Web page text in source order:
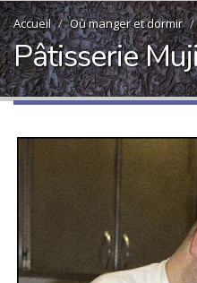
Accueil Où manger et dormir
Pâtisserie